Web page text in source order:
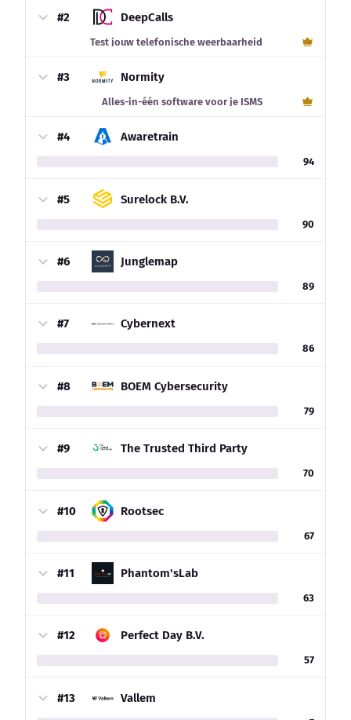
#2 DeepCalls
Test jouw telefonische weerbaarheid
#3 Normity
Alles-in-één software voor je ISMS
#4 Awaretrain
94
#5 Surelock B.V.
90
#6 Junglemap
89
#7 Cybernext
86
#8 BOEM Cybersecurity
79
#9 The Trusted Third Party
70
#10 Rootsec
67
#11 Phantom'sLab
63
#12 Perfect Day B.V.
57
#13 Vallem